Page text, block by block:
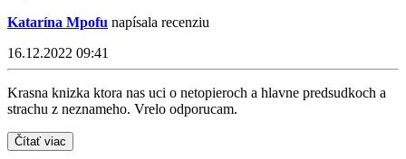
Katarína Mpofu napísala recenziu
16.12.2022 09:41
Krasna knizka ktora nas uci o netopieroch a hlavne predsudkoch a
strachu z neznameho. Vrelo odporucam.
Čítať viac